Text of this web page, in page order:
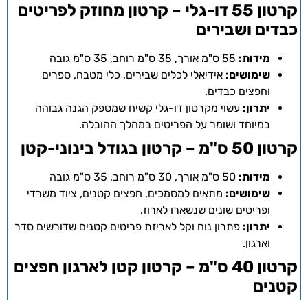
קרטון 55 דו-גלי – קרטון מחוזק לפריטים
כבדים ושבירים
מידות:
שימושים: אידיאלי לכלים שבירים, כלי מטבח, ספרים
וחפצים כבדים.
יתרון: עשוי מקרטון דו-גלי קשיח שמספק הגנה גבוהה
במיוחד ושומר על הפריטים במהלך ההובלה.
קרטון 50 ס"מ – קרטון בגודל בינוני-קטן
מידות: 50 ס"מ אורך, 30 ס"מ רוחב, 35 ס"מ גובה
שימושים: מתאים למסמכים, חפצים קטנים, ציוד משרדי
ופריטים שונים שנשארו לארוז.
יתרון: פתרון נוח וקל לאריזת פריטים קטנים שדורשים סדר
וארגון.
קרטון 40 ס"מ – קרטון קטן לארגון חפצים
קטנים